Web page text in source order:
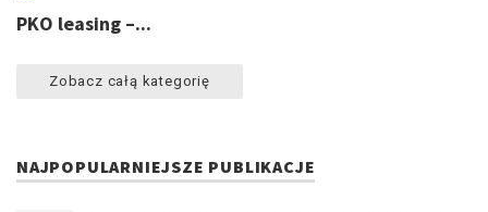
PKO leasing –...
Zobacz całą kategorię
NAJPOPULARNIEJSZE PUBLIKACJE